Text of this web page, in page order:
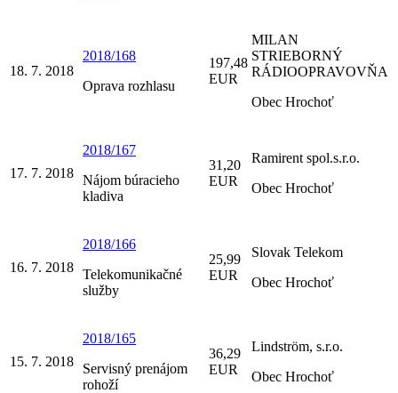
18. 7. 2018
2018/168
Oprava rozhlasu
197,48
EUR
MILAN
STRIEBORNÝ
RÁDIOOPRAVOVŇA
Obec Hrochoť
17. 7. 2018
2018/167
Nájom búracieho
kladiva
31,20
EUR
Ramirent spol.s.r.o.
Obec Hrochoť
16. 7. 2018
2018/166
Telekomunikačné
služby
25,99
EUR
Slovak Telekom
Obec Hrochoť
15. 7. 2018
2018/165
Servisný prenájom
rohoží
36,29
EUR
Lindström, s.r.o.
Obec Hrochoť